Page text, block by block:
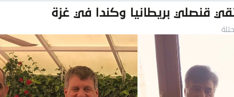
قنصلي بريطانيا وكندا في غزة